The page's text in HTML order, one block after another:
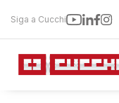
Siga a Cucchi